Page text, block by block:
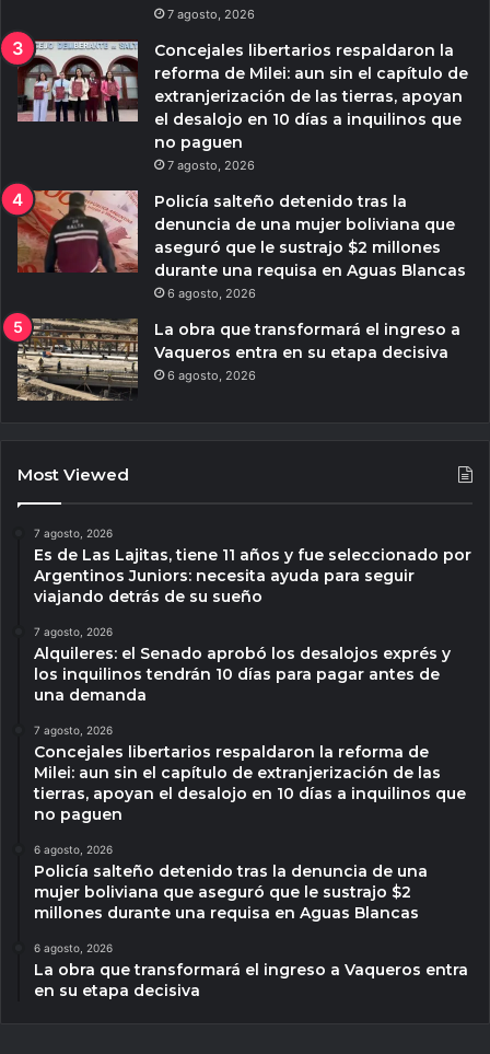
7 agosto, 2026
Concejales libertarios respaldaron la
reforma de Milei: aun sin el capítulo de
extranjerización de las tierras, apoyan
el desalojo en 10 días a inquilinos que
no paguen
7 agosto, 2026
Policía salteño detenido tras la
denuncia de una mujer boliviana que
aseguró que le sustrajo $2 millones
durante una requisa en Aguas Blancas
6 agosto, 2026
La obra que transformará el ingreso a
Vaqueros entra en su etapa decisiva
6 agosto, 2026
Most Viewed
7 agosto, 2026
Es de Las Lajitas, tiene 11 años y fue seleccionado por
Argentinos Juniors: necesita ayuda para seguir
viajando detrás de su sueño
7 agosto, 2026
Alquileres: el Senado aprobó los desalojos exprés y
los inquilinos tendrán 10 días para pagar antes de
una demanda
7 agosto, 2026
Concejales libertarios respaldaron la reforma de
Milei: aun sin el capítulo de extranjerización de las
tierras, apoyan el desalojo en 10 días a inquilinos que
no paguen
6 agosto, 2026
Policía salteño detenido tras la denuncia de una
mujer boliviana que aseguró que le sustrajo $2
millones durante una requisa en Aguas Blancas
6 agosto, 2026
La obra que transformará el ingreso a Vaqueros entra
en su etapa decisiva